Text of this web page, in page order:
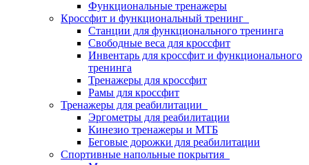
Функциональные тренажеры
Кроссфит и функциональный тренинг
Станции для функционального тренинга
Свободные веса для кроссфит
Инвентарь для кроссфит и функционального
тренинга
Тренажеры для кроссфит
Рамы для кроссфит
Тренажеры для реабилитации
Эргометры для реабилитации
Кинезио тренажеры и МТБ
Беговые дорожки для реабилитации
Спортивные напольные покрытия